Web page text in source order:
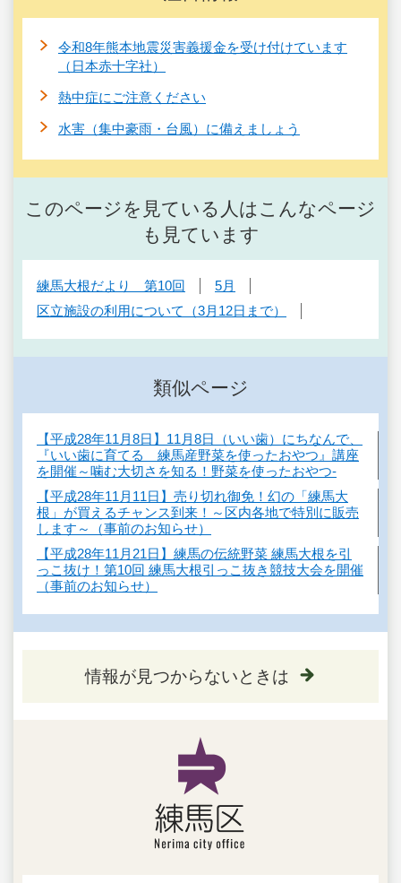
令和8年熊本地震災害義援金を受け付けています
（日本赤十字社）
熱中症にご注意ください
水害（集中豪雨・台風）に備えましょう
このページを見ている人はこんなページ
も見ています
練馬大根だより 第10回
5月
区立施設の利用について（3月12日まで）
類似ページ
【平成28年11月8日】11月8日（いい歯）にちなんで、
『いい歯に育てる 練馬産野菜を使ったおやつ』講座
を開催～噛む大切さを知る！野菜を使ったおやつ-
【平成28年11月11日】売り切れ御免！幻の「練馬大
根」が買えるチャンス到来！～区内各地で特別に販売
します～（事前のお知らせ）
【平成28年11月21日】練馬の伝統野菜 練馬大根を引
っこ抜け！第10回 練馬大根引っこ抜き競技大会を開催
（事前のお知らせ）
情報が見つからないときは